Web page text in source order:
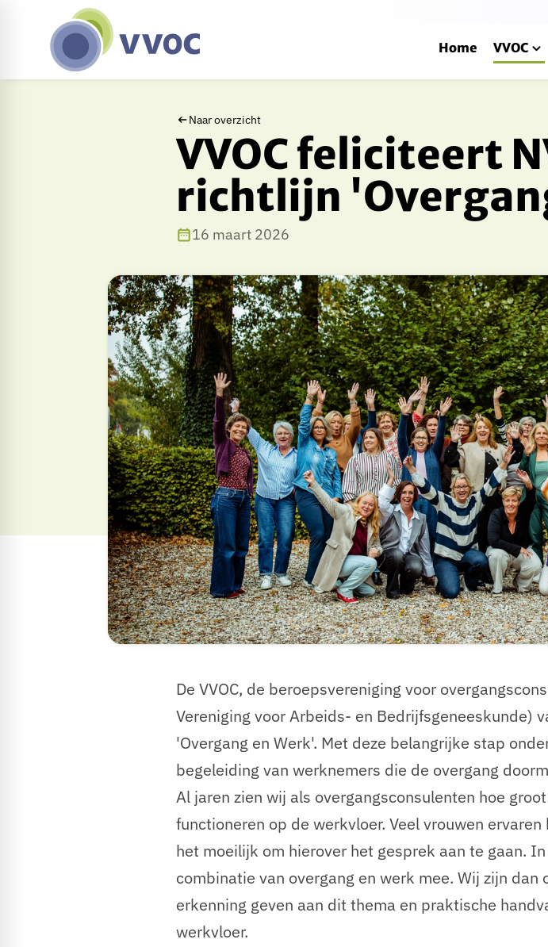
Home VVOC
Naar overzicht
VVOC feliciteert
richtlijn
16 maart 2026
De VVOC, de beroepsvereniging voor
Vereniging voor Arbeids- en Bedrijfsgeneeskunde)
'Overgang en Werk'. Met deze belangrijke stap
begeleiding van werknemers die de overgang
Al jaren zien wij als overgangsconsulenten hoe
functioneren op de werkvloer. Veel vrouwen
het moeilijk om hierover het gesprek aan te gaan.
combinatie van overgang en werk mee. Wij zijn
erkenning geven aan dit thema en praktische
werkvloer.